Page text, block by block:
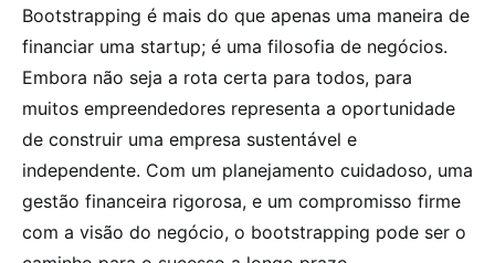
Bootstrapping é mais do que apenas uma maneira de
financiar uma startup; é uma filosofia de negócios.
Embora não seja a rota certa para todos, para
muitos empreendedores representa a oportunidade
de construir uma empresa sustentável e
independente. Com um planejamento cuidadoso, uma
gestão financeira rigorosa, e um compromisso firme
com a visão do negócio, o bootstrapping pode ser o